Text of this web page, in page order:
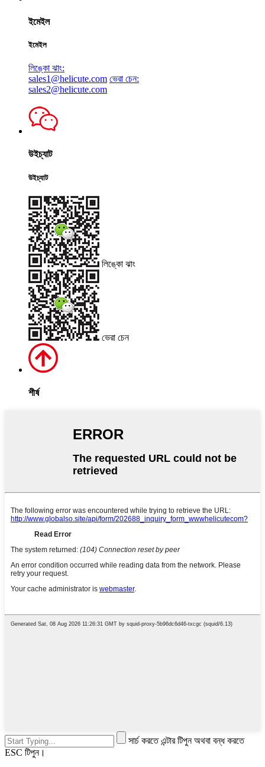
ইমেইল
ইমেইল
লিঙ্কো ঝাং:
sales1@helicute.com ভেরা চেন:
sales2@helicute.com
উইচ্যাট
উইচ্যাট
লিঙ্কো ঝাং
ভেরা চেন
শীর্ষ
সার্চ করতে এন্টার টিপুন অথবা বন্ধ করতে
ESC টিপুন।